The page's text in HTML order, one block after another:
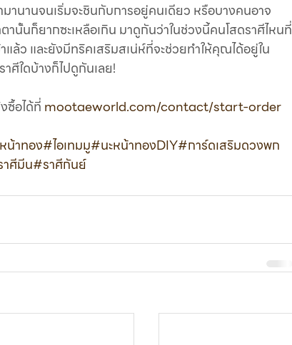
านานจนเริ่มจะชินกับการอยู่คนเดียว หรือบางคนอาจ
นั้นก็ยากซะเหลือเกิน มาดูกันว่าในช่วงนี้คนโสดราศีไหนที่
แล้ว และยังมีทริคเสริมสเน่ห์ที่จะช่วยทำให้คุณได้อยู่ใน
ศีใดบ้างก็ไปดูกันเลย!
ซื้อได้ที่ mootaeworld.com/contact/start-order
น้าทอง#ไอเทมมู#นะหน้าทองDIY#การ์ดเสริมดวงพก
ศีมีน#ราศีกันย์